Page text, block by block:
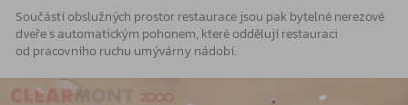
Součástí obslužných prostor restaurace jsou pak bytelné nerezové
dveře s automatickým pohonem, které oddělují restauraci
od pracovního ruchu umývárny nádobí.